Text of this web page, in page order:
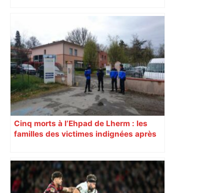
ENTRETIEN. Municipales 2026 à
Toulouse : sous le feu des critiques,
Briançon assume son alliance avec
Piquemal, "ce n’est pas un accord de
postes" – ladepeche.fr
Cinq morts à l’Ehpad de Lherm : les
familles des victimes indignées après